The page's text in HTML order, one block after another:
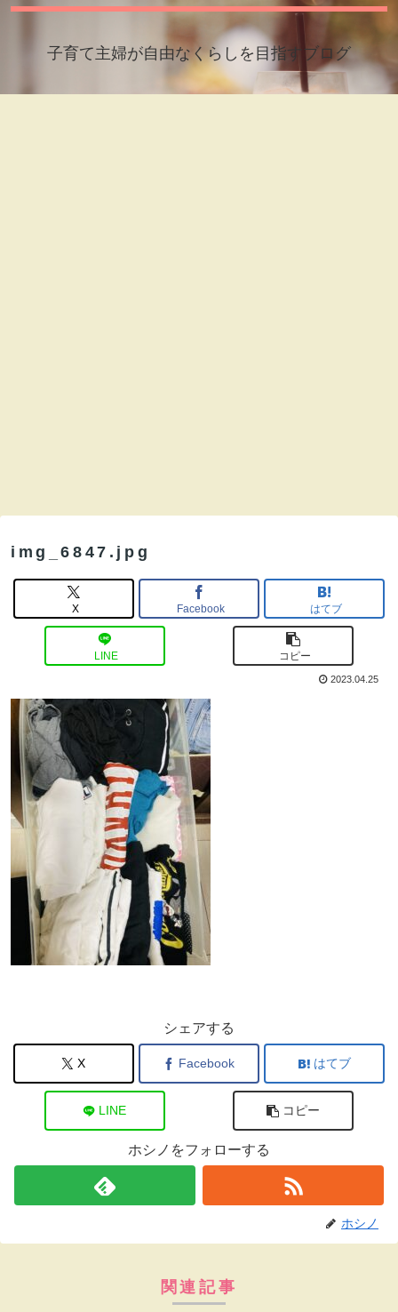
子育て主婦が自由なくらしを目指すブログ
img_6847.jpg
X Facebook はてブ
LINE コピー
2023.04.25
シェアする
X Facebook はてブ
LINE コピー
ホシノをフォローする
ホシノ
関連記事